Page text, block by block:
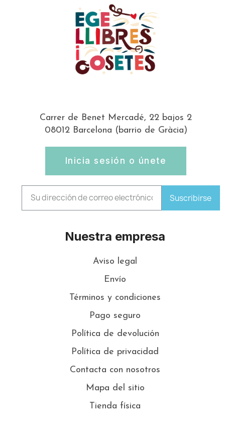
Carrer de Benet Mercadé, 22 bajos 2
08012 Barcelona (barrio de Gràcia)
Inicia sesión o únete
Suscribirse
Nuestra empresa
Aviso legal
Envío
Términos y condiciones
Pago seguro
Política de devolución
Política de privacidad
Contacta con nosotros
Mapa del sitio
Tienda física